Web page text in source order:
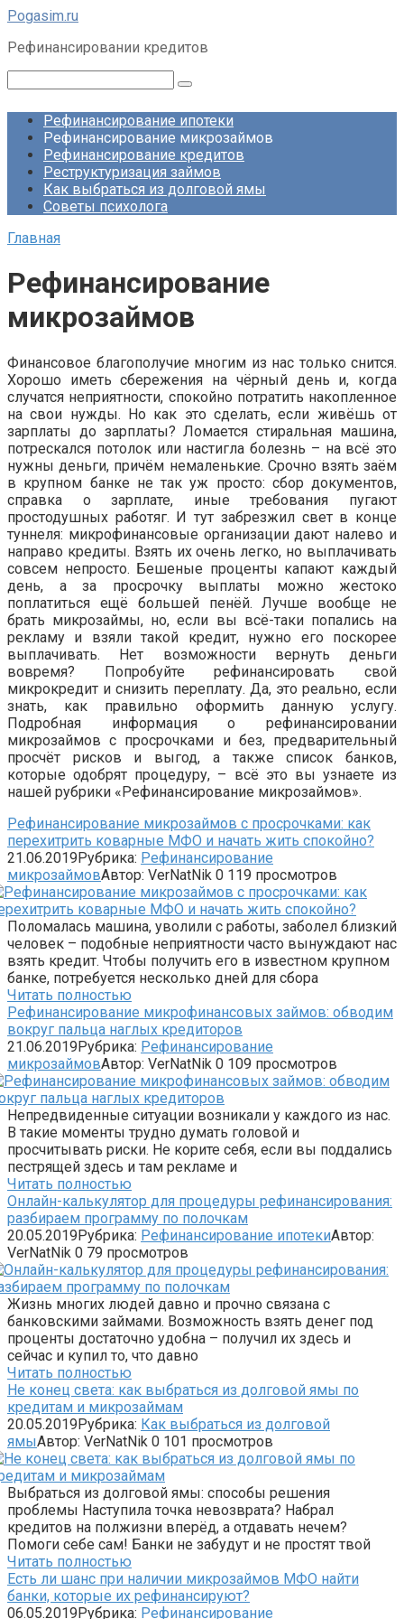
Перейти
контенту
Pogasim.ru
Рефинансировании кредитов
Рефинансирование ипотеки
Рефинансирование микрозаймов
Рефинансирование кредитов
Реструктуризация займов
Как выбраться из долговой ямы
Советы психолога
Главная
Рефинансирование
микрозаймов
Финансовое благополучие многим из нас только снится.
Хорошо иметь сбережения на чёрный день и, когда
случатся неприятности, спокойно потратить накопленное
на свои нужды. Но как это сделать, если живёшь от
зарплаты до зарплаты? Ломается стиральная машина,
потрескался потолок или настигла болезнь – на всё это
нужны деньги, причём немаленькие. Срочно взять заём
в крупном банке не так уж просто: сбор документов,
справка о зарплате, иные требования пугают
простодушных работяг. И тут забрезжил свет в конце
туннеля: микрофинансовые организации дают налево и
направо кредиты. Взять их очень легко, но выплачивать
совсем непросто. Бешеные проценты капают каждый
день, а за просрочку выплаты можно жестоко
поплатиться ещё большей пенёй. Лучше вообще не
брать микрозаймы, но, если вы всё-таки попались на
рекламу и взяли такой кредит, нужно его поскорее
выплачивать. Нет возможности вернуть деньги
вовремя? Попробуйте рефинансировать свой
микрокредит и снизить переплату. Да, это реально, если
знать, как правильно оформить данную услугу.
Подробная информация о рефинансировании
микрозаймов с просрочками и без, предварительный
просчёт рисков и выгод, а также список банков,
которые одобрят процедуру, – всё это вы узнаете из
нашей рубрики «Рефинансирование микрозаймов».
Рефинансирование микрозаймов с просрочками: как
перехитрить коварные МФО и начать жить спокойно?
21.06.2019Рубрика: Рефинансирование
микрозаймовАвтор: VerNatNik 0 119 просмотров
Поломалась машина, уволили с работы, заболел близкий
человек – подобные неприятности часто вынуждают нас
взять кредит. Чтобы получить его в известном крупном
банке, потребуется несколько дней для сбора
Читать полностью
Рефинансирование микрофинансовых займов: обводим
вокруг пальца наглых кредиторов
21.06.2019Рубрика: Рефинансирование
микрозаймовАвтор: VerNatNik 0 109 просмотров
Непредвиденные ситуации возникали у каждого из нас.
В такие моменты трудно думать головой и
просчитывать риски. Не корите себя, если вы поддались
пестрящей здесь и там рекламе и
Читать полностью
Онлайн-калькулятор для процедуры рефинансирования:
разбираем программу по полочкам
20.05.2019Рубрика: Рефинансирование ипотекиАвтор:
VerNatNik 0 79 просмотров
Жизнь многих людей давно и прочно связана с
банковскими займами. Возможность взять денег под
проценты достаточно удобна – получил их здесь и
сейчас и купил то, что давно
Читать полностью
Не конец света: как выбраться из долговой ямы по
кредитам и микрозаймам
20.05.2019Рубрика: Как выбраться из долговой
ямыАвтор: VerNatNik 0 101 просмотров
Выбраться из долговой ямы: способы решения
проблемы Наступила точка невозврата? Набрал
кредитов на полжизни вперёд, а отдавать нечем?
Помоги себе сам! Банки не забудут и не простят твой
Читать полностью
Есть ли шанс при наличии микрозаймов МФО найти
банки, которые их рефинансируют?
06.05.2019Рубрика: Рефинансирование